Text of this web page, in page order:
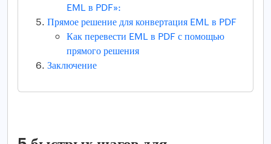
EML в PDF»:
Прямое решение для конвертация EML в PDF
Как перевести EML в PDF с помощью
прямого решения
Заключение